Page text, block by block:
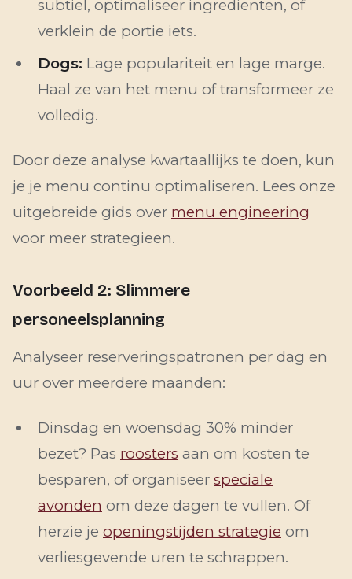
subtiel, optimaliseer ingredienten, of
verklein de portie iets.
Dogs: Lage populariteit en lage marge.
Haal ze van het menu of transformeer ze
volledig.
Door deze analyse kwartaallijks te doen, kun
je je menu continu optimaliseren. Lees onze
uitgebreide gids over menu engineering
voor meer strategieen.
Voorbeeld 2: Slimmere
personeelsplanning
Analyseer reserveringspatronen per dag en
uur over meerdere maanden:
Dinsdag en woensdag 30% minder
bezet? Pas roosters aan om kosten te
besparen, of organiseer speciale
avonden om deze dagen te vullen. Of
herzie je openingstijden strategie om
verliesgevende uren te schrappen.